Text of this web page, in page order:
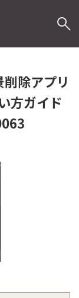
除アプリ
方ガイド